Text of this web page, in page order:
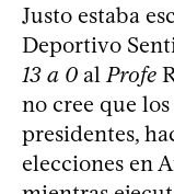
Justo estaba
Deportivo
13 a 0 al Profe
no cree que
presidentes,
elecciones en